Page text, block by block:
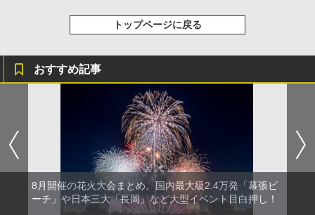
トップページに戻る
おすすめ記事
8月開催の花火大会まとめ。国内最大級2.4万発「幕張ビ
ーチ」や日本三大「長岡」など大型イベント目白押し！